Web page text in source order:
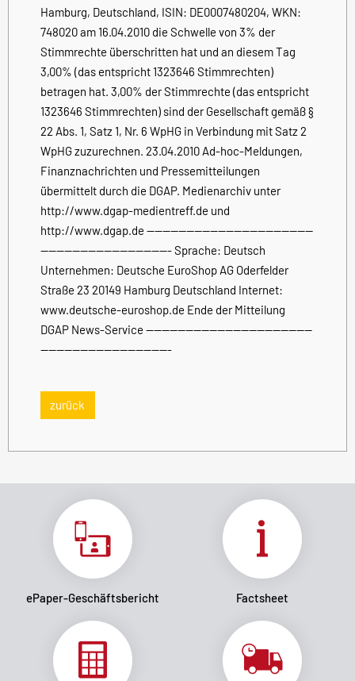
Hamburg, Deutschland, ISIN: DE0007480204, WKN:
748020 am 16.04.2010 die Schwelle von 3% der
Stimmrechte überschritten hat und an diesem Tag
3,00% (das entspricht 1323646 Stimmrechten)
betragen hat. 3,00% der Stimmrechte (das entspricht
1323646 Stimmrechten) sind der Gesellschaft gemäß §
22 Abs. 1, Satz 1, Nr. 6 WpHG in Verbindung mit Satz 2
WpHG zuzurechnen. 23.04.2010 Ad-hoc-Meldungen,
Finanznachrichten und Pressemitteilungen
übermittelt durch die DGAP. Medienarchiv unter
http://www.dgap-medientreff.de und
http://www.dgap.de ------------------------------------------
--------------------------------- Sprache: Deutsch
Unternehmen: Deutsche EuroShop AG Oderfelder
Straße 23 20149 Hamburg Deutschland Internet:
www.deutsche-euroshop.de Ende der Mitteilung
DGAP News-Service ------------------------------------------
---------------------------------
zurück
ePaper-Geschäftsbericht Factsheet